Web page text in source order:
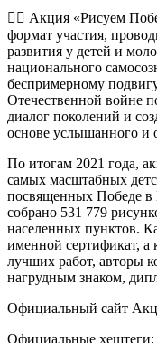
👉🏻 Акция «Рисуем
формат участия,
развития у детей и
национального
беспримерному
Отечественной войне
диалог поколений и
основе услышанного и
По итогам 2021 года,
самых масштабных
посвященных Победе в
собрано 531 779
населенных пунктов.
именной сертификат,
лучших работ, авторы
нагрудным знаком,
Официальный сайт
Официальные хештеги: